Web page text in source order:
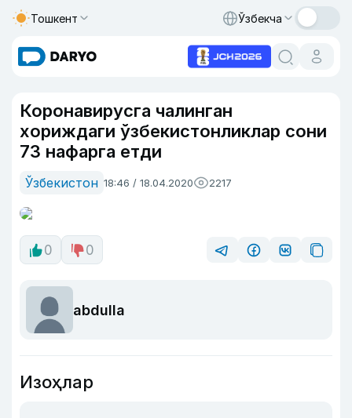
Тошкент Ўзбекча
Коронавирусга чалинган
хориждаги ўзбекистонликлар сони
73 нафарга етди
Ўзбекистон 18:46 / 18.04.2020 2217
0 0
abdulla
Изоҳлар